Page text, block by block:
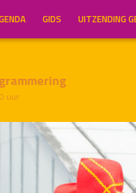
GIDS UITZENDING
uur